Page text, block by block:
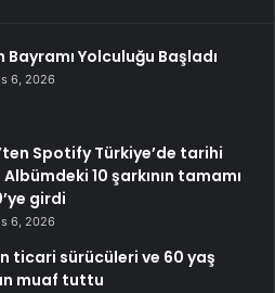
Bayramı Yolculuğu Başladı
6, 2026
Spotify Türkiye’de tarihi
10 şarkının tamamı
girdi
6, 2026
ticari sürücüleri ve 60 yaş
muaf tuttu